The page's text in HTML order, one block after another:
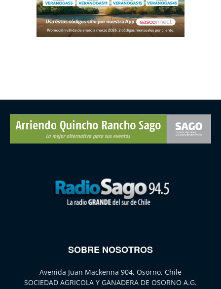
SOBRE NOSOTROS
Avenida Juan Mackenna 904, Osorno, Chile
SOCIEDAD AGRICOLA Y GANADERA DE OSORNO A.G.